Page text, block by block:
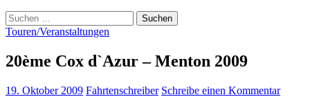
Suchen
nach:
Touren/Veranstaltungen
20ème Cox d`Azur – Menton 2009
19. Oktober 2009 Fahrtenschreiber Schreibe einen Kommentar